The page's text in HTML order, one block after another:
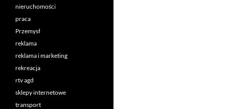
nieruchomości
praca
Przemysł
reklama
reklama i marketing
rekreacja
rtv agd
sklepy internetowe
transport